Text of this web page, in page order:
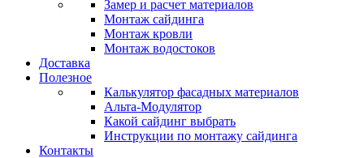
Замер и расчет материалов
Монтаж сайдинга
Монтаж кровли
Монтаж водостоков
Доставка
Полезное
Калькулятор фасадных материалов
Альта-Модулятор
Какой сайдинг выбрать
Инструкции по монтажу сайдинга
Контакты